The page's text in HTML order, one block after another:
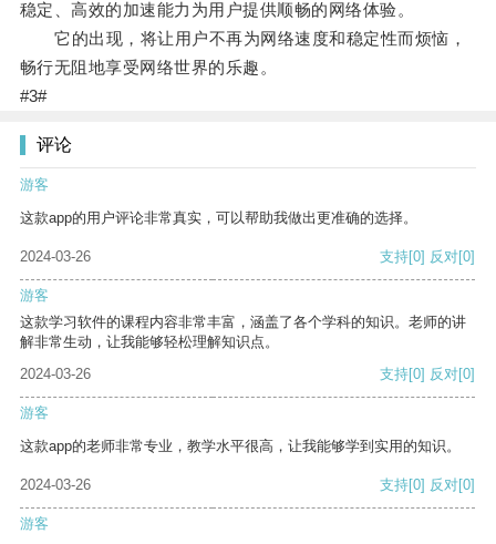
稳定、高效的加速能力为用户提供顺畅的网络体验。
它的出现，将让用户不再为网络速度和稳定性而烦恼，
畅行无阻地享受网络世界的乐趣。
#3#
评论
游客
这款app的用户评论非常真实，可以帮助我做出更准确的选择。
2024-03-26 支持[0] 反对[0]
游客
这款学习软件的课程内容非常丰富，涵盖了各个学科的知识。老师的讲
解非常生动，让我能够轻松理解知识点。
2024-03-26
支持[0] 反对[0]
游客
这款app的老师非常专业，教学水平很高，让我能够学到实用的知识。
2024-03-26 支持[0] 反对[0]
游客